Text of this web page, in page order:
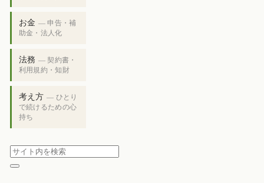
お金 — 申告・補
助金・法人化
法務 — 契約書・
利用規約・知財
考え方 — ひとり
で続けるための心
持ち